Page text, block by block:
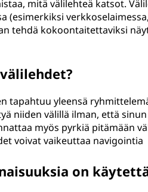
mitä välilehteä katsot.
(esimerkiksi
tehdä kokoontaitettaviksi
tapahtuu yleensä
niiden välillä ilman, että
myös pyrkiä pitämään
voivat vaikeuttaa navigointia
on